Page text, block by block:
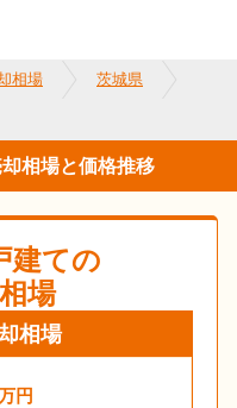
相場 茨城県
相場と価格推移
建ての
場
相場
円